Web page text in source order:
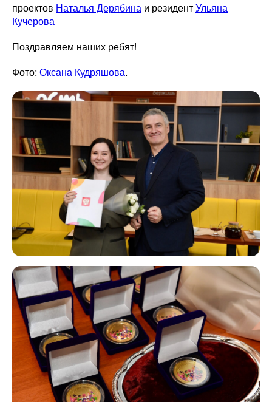
проектов Наталья Дерябина и резидентУльяна
Кучерова
Поздравляем наших ребят!
Фото: Оксана Кудряшова.